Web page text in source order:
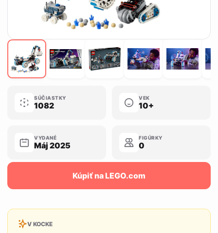
SÚČIASTKY
1082
VEK
10+
VYDANÉ
Máj 2025
FIGÚRKY
0
Kúpiť na LEGO.com
V KOCKE